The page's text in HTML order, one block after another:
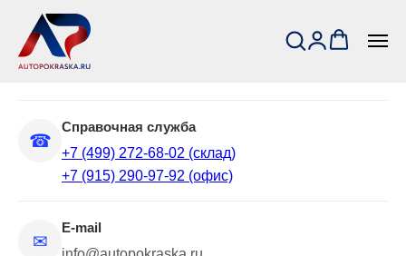
📍
Центральный офис
Россия, Москва, 2-я Вольская
☎
Справочная служба
+7 (499) 272-68-02 (склад)
+7 (915) 290-97-92 (офис)
✉
E-mail